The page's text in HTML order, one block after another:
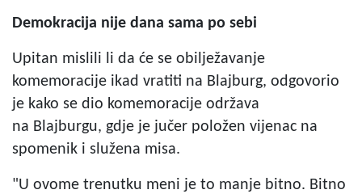
Demokracija nije dana sama po sebi
Upitan mislili li da će se obilježavanje
komemoracije ikad vratiti na Blajburg, odgovorio
je kako se dio komemoracije održava
na Blajburgu, gdje je jučer položen vijenac na
spomenik i služena misa.
"U ovome trenutku meni je to manje bitno. Bitno